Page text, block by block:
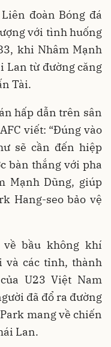
đoàn Bóng đá
với tình huống
khi Nhâm Mạnh
Lan từ đường căng
Tài.
hấp dẫn trên sân
viết: “Đúng vào
sẽ cần đến hiệp
bàn thắng với pha
Mạnh Dũng, giúp
Hang-seo bảo vệ
bầu không khí
và các tỉnh, thành
U23 Việt Nam
đã đổ ra đường
mang về chiến
Lan.